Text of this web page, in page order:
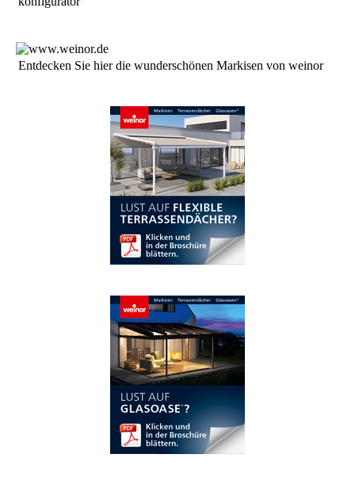
Entdecken Sie hier die wun­der­schö­nen Mar­ki­sen von weinor